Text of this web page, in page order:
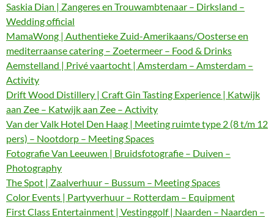
Saskia Dian | Zangeres en Trouwambtenaar – Dirksland –
Wedding official
MamaWong | Authentieke Zuid-Amerikaans/Oosterse en
mediterraanse catering – Zoetermeer – Food & Drinks
Aemstelland | Privé vaartocht | Amsterdam – Amsterdam –
Activity
Drift Wood Distillery | Craft Gin Tasting Experience | Katwijk
aan Zee – Katwijk aan Zee – Activity
Van der Valk Hotel Den Haag | Meeting ruimte type 2 (8 t/m 12
pers) – Nootdorp – Meeting Spaces
Fotografie Van Leeuwen | Bruidsfotografie – Duiven –
Photography
The Spot | Zaalverhuur – Bussum – Meeting Spaces
Color Events | Partyverhuur – Rotterdam – Equipment
First Class Entertainment | Vestinggolf | Naarden – Naarden –